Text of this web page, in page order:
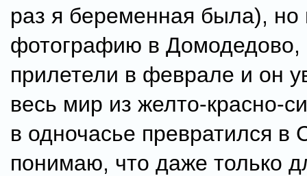
раз я беременная была), но
фотографию в Домодедово,
прилетели в феврале и он
весь мир из желто-красно-
в одночасье превратился
понимаю, что даже только